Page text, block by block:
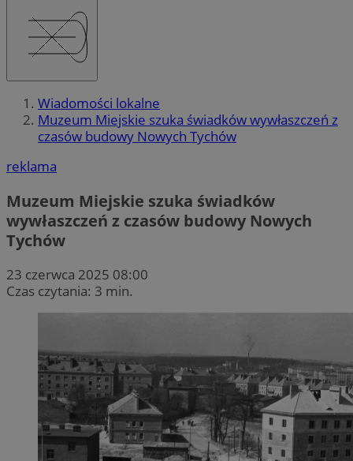
Wiadomości lokalne
Muzeum Miejskie szuka świadków wywłaszczeń z
czasów budowy Nowych Tychów
reklama
Muzeum Miejskie szuka świadków
wywłaszczeń z czasów budowy Nowych
Tychów
23 czerwca 2025 08:00
Czas czytania: 3 min.